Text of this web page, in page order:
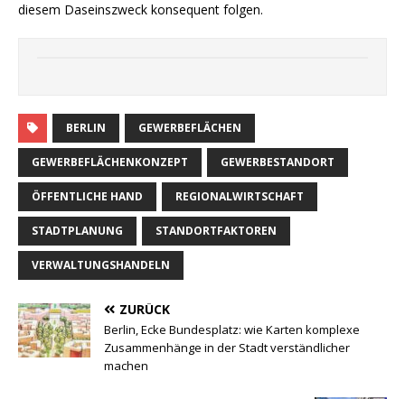
diesem Daseinszweck konsequent folgen.
BERLIN GEWERBEFLÄCHEN
GEWERBEFLÄCHENKONZEPT GEWERBESTANDORT
ÖFFENTLICHE HAND REGIONALWIRTSCHAFT
STADTPLANUNG STANDORTFAKTOREN
VERWALTUNGSHANDELN
ZURÜCK
Berlin, Ecke Bundesplatz: wie Karten komplexe
Zusammenhänge in der Stadt verständlicher
machen